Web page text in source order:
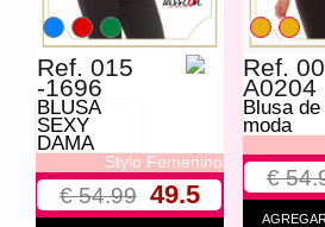
Ref. 015
-1696
BLUSA
SEXY
DAMA
Stylo Femenino
€ 54.99 49.5
Ref.
A0204
Blusa de
moda
€